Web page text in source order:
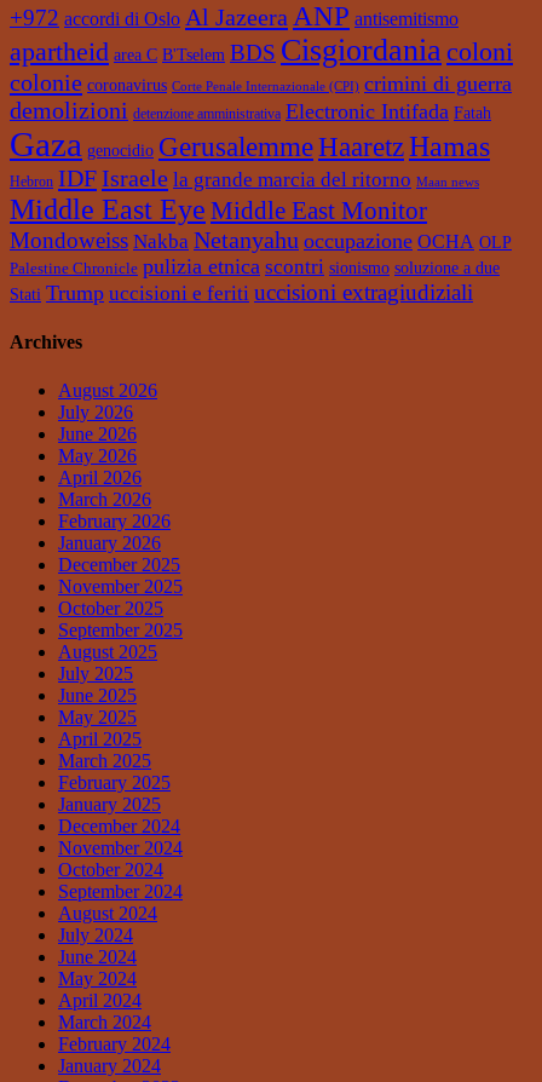
+972 accordi di Oslo Al Jazeera ANP antisemitismo
apartheid area C B'Tselem BDS Cisgiordania coloni
colonie coronavirus Corte Penale Internazionale (CPI) crimini di guerra
demolizioni detenzione amministrativa Electronic Intifada Fatah
Gaza genocidio GerusalemmeHaaretzHamas
Hebron IDFIsraele la grande marcia del ritorno Maan news
Middle East Eye Middle East Monitor
Mondoweiss Nakba Netanyahu occupazione OCHA OLP
Palestine Chronicle pulizia etnica scontri sionismo soluzione a due
Stati Trump uccisioni e feriti uccisioni extragiudiziali
Archives
August 2026
July 2026
June 2026
May 2026
April 2026
March 2026
February 2026
January 2026
December 2025
November 2025
October 2025
September 2025
August 2025
July 2025
June 2025
May 2025
April 2025
March 2025
February 2025
January 2025
December 2024
November 2024
October 2024
September 2024
August 2024
July 2024
June 2024
May 2024
April 2024
March 2024
February 2024
January 2024